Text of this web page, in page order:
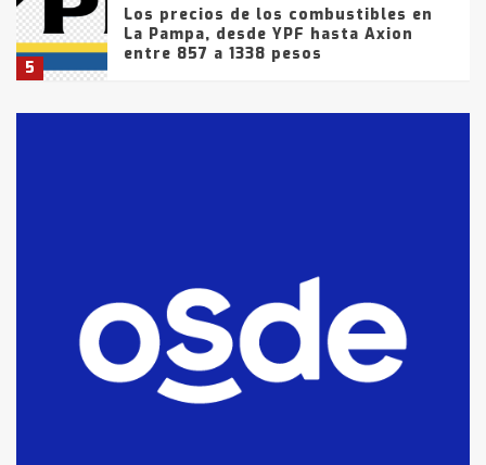
5
Los precios de los combustibles en
La Pampa, desde YPF hasta Axion
entre 857 a 1338 pesos
fueron detenidos por
comercialización de drogas en la
tarde del sábado
T.Lauquen: se vendió el edificio de
lo que fue la planta Industrial del